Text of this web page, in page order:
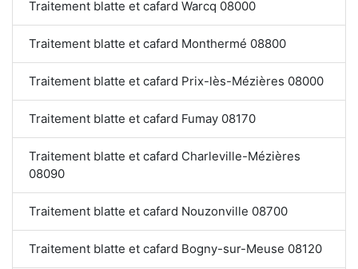
Traitement blatte et cafard Warcq 08000
Traitement blatte et cafard Monthermé 08800
Traitement blatte et cafard Prix-lès-Mézières 08000
Traitement blatte et cafard Fumay 08170
Traitement blatte et cafard Charleville-Mézières
08090
Traitement blatte et cafard Nouzonville 08700
Traitement blatte et cafard Bogny-sur-Meuse 08120